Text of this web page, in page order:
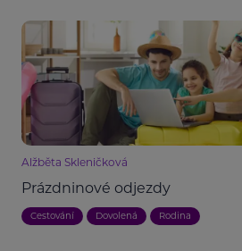
Alžběta Skleničková
Prázdninové odjezdy
Cestování Dovolená Rodina